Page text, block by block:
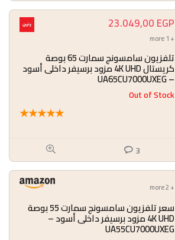
23.049,00EGP
+ 1 more
تلفزيون سامسونج سمارت 65 بوصة
كريستال 4K UHD مزود برسيفر داخلى أسود
– UA65CU7000UXEG
Out of Stock
★
★
★
★
★
3
+ 2 more
سعر تلفزيون سامسونج سمارت 55 بوصة
4K UHD مزود برسيفر داخلى أسود –
UA55CU7000UXEG